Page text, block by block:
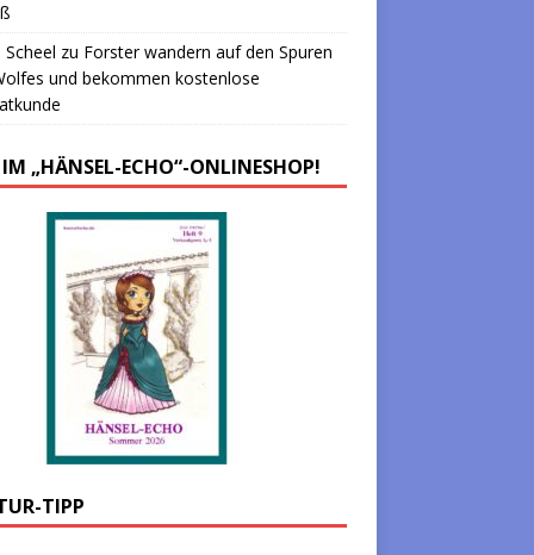
Scheel zu Forster wandern auf den Spuren
und bekommen kostenlose
„HÄNSEL-ECHO“-ONLINESHOP!
TIPP